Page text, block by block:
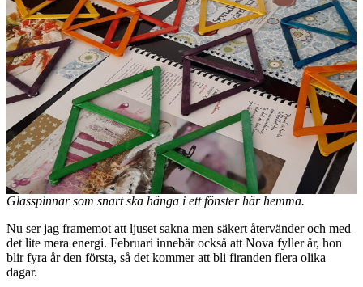
Glasspinnar som snart ska hänga i ett fönster här hemma.
Nu ser jag framemot att ljuset sakna men säkert återvänder och med
det lite mera energi. Februari innebär också att Nova fyller år, hon
blir fyra år den första, så det kommer att bli firanden flera olika
dagar.